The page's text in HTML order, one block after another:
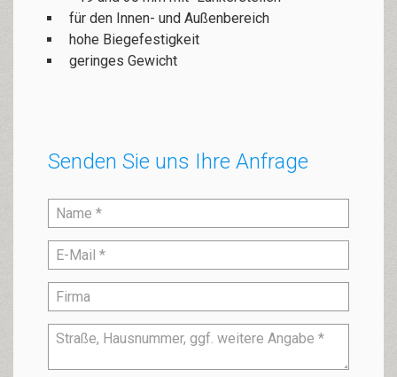
für den Innen- und Außenbereich
hohe Biegefestigkeit
geringes Gewicht
Senden Sie uns Ihre Anfrage